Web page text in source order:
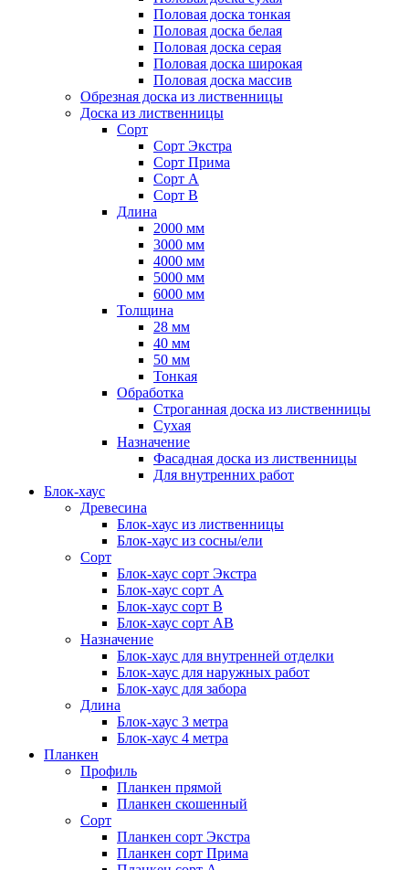
Половая доска тонкая
Половая доска белая
Половая доска серая
Половая доска широкая
Половая доска массив
Обрезная доска из лиственницы
Доска из лиственницы
Сорт
Сорт Экстра
Сорт Прима
Сорт А
Сорт B
Длина
2000 мм
3000 мм
4000 мм
5000 мм
6000 мм
Толщина
28 мм
40 мм
50 мм
Тонкая
Обработка
Строганная доска из лиственницы
Сухая
Назначение
Фасадная доска из лиственницы
Для внутренних работ
Блок-хаус
Древесина
Блок-хаус из лиственницы
Блок-хаус из сосны/ели
Сорт
Блок-хаус сорт Экстра
Блок-хаус сорт А
Блок-хаус сорт B
Блок-хаус сорт АВ
Назначение
Блок-хаус для внутренней отделки
Блок-хаус для наружных работ
Блок-хаус для забора
Длина
Блок-хаус 3 метра
Блок-хаус 4 метра
Планкен
Профиль
Планкен прямой
Планкен скошенный
Сорт
Планкен сорт Экстра
Планкен сорт Прима